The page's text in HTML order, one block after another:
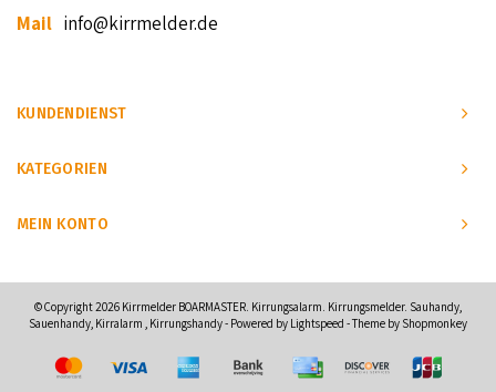
Mail info@kirrmelder.de
KUNDENDIENST
KATEGORIEN
MEIN KONTO
© Copyright 2026 Kirrmelder BOARMASTER. Kirrungsalarm. Kirrungsmelder. Sauhandy,
Sauenhandy, Kirralarm , Kirrungshandy - Powered by Lightspeed - Theme by Shopmonkey